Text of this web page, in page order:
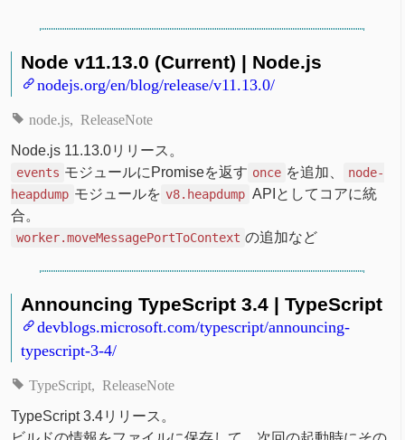
Node v11.13.0 (Current) | Node.js
nodejs.org/en/blog/release/v11.13.0/
node.js ReleaseNote
Node.js 11.13.0リリース。
events モジュールにPromiseを返す once を追加、
node-
heapdump モジュールを v8.heapdump APIとしてコアに統
合。
worker.moveMessagePortToContext の追加など
Announcing TypeScript 3.4 | TypeScript
devblogs.microsoft.com/typescript/announcing-
typescript-3-4/
TypeScript ReleaseNote
TypeScript 3.4リリース。